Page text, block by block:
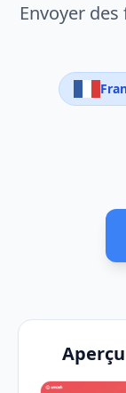
Envoyer
Aperçu